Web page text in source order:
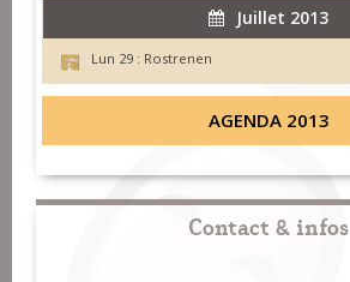
Juillet 2013
Lun 29 : Rostrenen
AGENDA 2013
Contact & infos